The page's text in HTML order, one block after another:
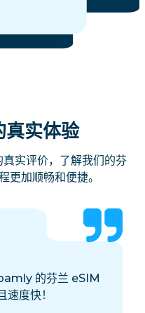
真实体验
实评价，了解我们的芬
更加顺畅和便捷。
的芬兰 eSIM
度快！